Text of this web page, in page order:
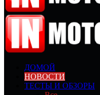
ДОМОЙ
НОВОСТИ
ТЕСТЫ И ОБЗОРЫ